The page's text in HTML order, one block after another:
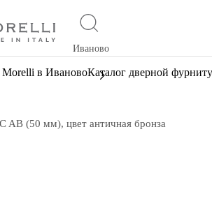
Иваново
в ИвановоКаталог дверной
AB (50 мм), цвет античная бронза